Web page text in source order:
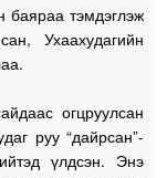
баяраа тэмдэглэж
Ухаахудагийн
огцруулсан
руу “дайрсан”-
үлдсэн. Энэ